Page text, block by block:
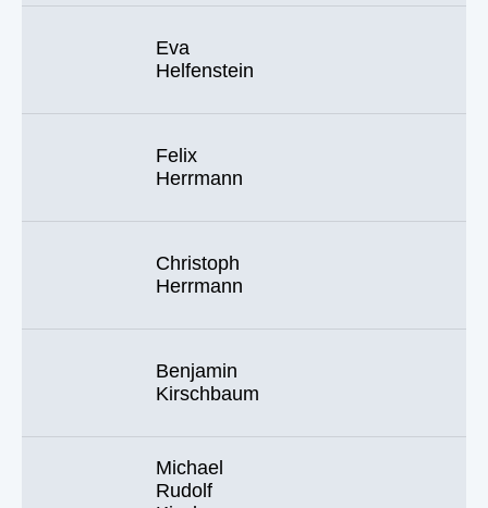
Eva
Helfenstein
Felix
Herrmann
Christoph
Herrmann
Benjamin
Kirschbaum
Michael
Rudolf